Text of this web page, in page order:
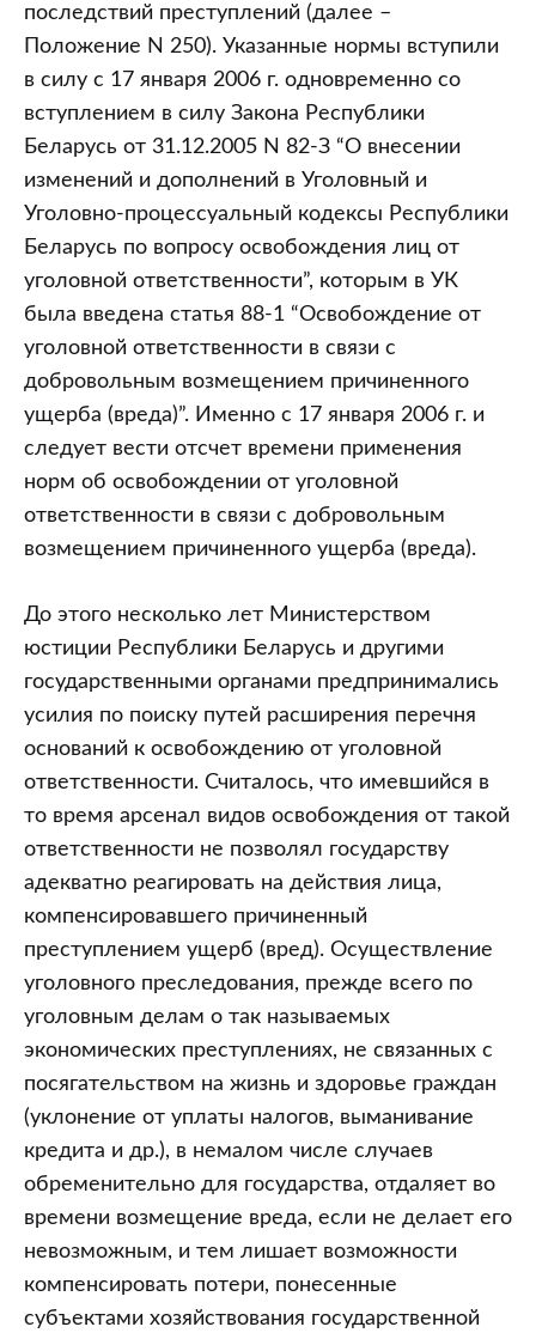
последствий преступлений (далее –
Положение N 250). Указанные нормы вступили
в силу с 17 января 2006 г. одновременно со
вступлением в силу Закона Республики
Беларусь от 31.12.2005 N 82-З “О внесении
изменений и дополнений в Уголовный и
Уголовно-процессуальный кодексы Республики
Беларусь по вопросу освобождения лиц от
уголовной ответственности”, которым в УК
была введена статья 88-1 “Освобождение от
уголовной ответственности в связи с
добровольным возмещением причиненного
ущерба (вреда)”. Именно с 17 января 2006 г. и
следует вести отсчет времени применения
норм об освобождении от уголовной
ответственности в связи с добровольным
возмещением причиненного ущерба (вреда).
До этого несколько лет Министерством
юстиции Республики Беларусь и другими
государственными органами предпринимались
усилия по поиску путей расширения перечня
оснований к освобождению от уголовной
ответственности. Считалось, что имевшийся в
то время арсенал видов освобождения от такой
ответственности не позволял государству
адекватно реагировать на действия лица,
компенсировавшего причиненный
преступлением ущерб (вред). Осуществление
уголовного преследования, прежде всего по
уголовным делам о так называемых
экономических преступлениях, не связанных с
посягательством на жизнь и здоровье граждан
(уклонение от уплаты налогов, выманивание
кредита и др.), в немалом числе случаев
обременительно для государства, отдаляет во
времени возмещение вреда, если не делает его
невозможным, и тем лишает возможности
компенсировать потери, понесенные
субъектами хозяйствования государственной